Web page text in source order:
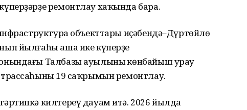
ремонтлау хаҡында бара.
объекттары иҫәбендә–Дүртөйлө
йылғаһы аша ике күперҙе
Талбазы ауылының көнбайыш урау
19 саҡрымын ремонтлау.
килтереү дауам итә. 2026 йылда